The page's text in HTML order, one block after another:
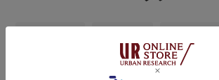
#夏コーデ #サンダル